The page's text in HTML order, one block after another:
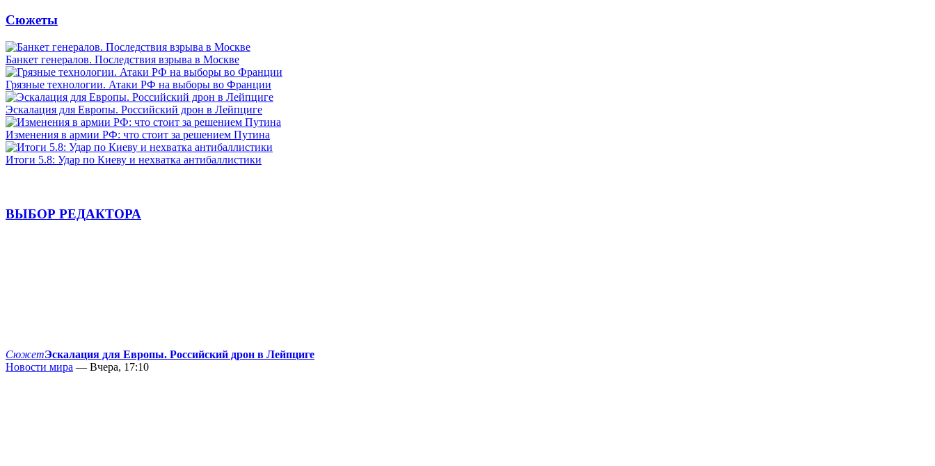
Сюжеты
Банкет генералов. Последствия взрыва в Москве
Грязные технологии. Атаки РФ на выборы во Франции
Эскалация для Европы. Российский дрон в Лейпциге
Изменения в армии РФ: что стоит за решением Путина
Итоги 5.8: Удар по Киеву и нехватка антибаллистики
ВЫБОР РЕДАКТОРА
СюжетЭскалация для Европы. Российский дрон в Лейпциге
Новости мира — Вчера, 17:10